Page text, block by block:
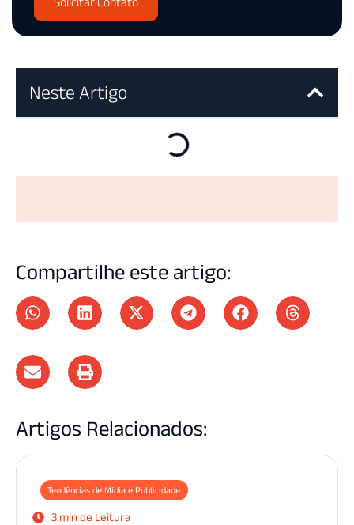
Neste Artigo
Compartilhe este artigo:
Artigos Relacionados:
Tendências de Mídia e Publicidade
3 min de Leitura